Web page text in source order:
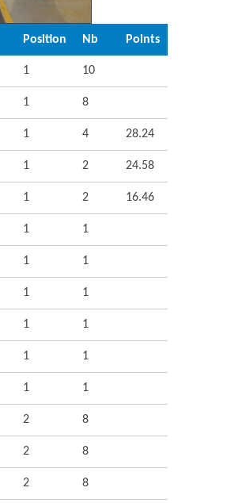
Position Nb Points
1 10
1 8
1 4 28.24
1 2 24.58
1 2 16.46
1 1
1 1
1 1
1 1
1 1
1 1
2 8
2 8
2 8